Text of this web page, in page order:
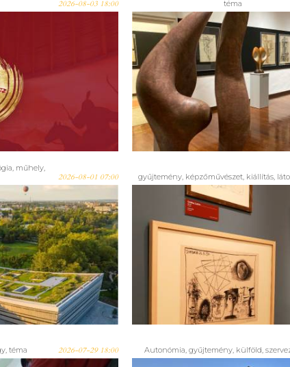
2026-08-03 18:00
megteheti,
– Megnyílt
kiállítás
téma
A szimbólumok
Ferenc
, műhely,
2026-08-01 07:00
elindult a
a Néprajzi
október
gyűjtemény, képzőművészet, kiállítás,
Tízezer
szegedi Drága
című
,téma 2026-07-29 18:00 Autonómia,gyűjtemény, külföld,